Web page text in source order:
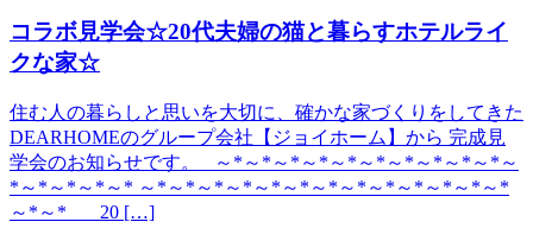
コラボ見学会☆20代夫婦の猫と暮らすホテルライ
クな家☆
住む人の暮らしと思いを大切に、確かな家づくりをしてきた
DEARHOMEのグループ会社【ジョイホーム】から 完成見
学会のお知らせです。 ～*～*～*～*～*～*～*～*～*～*～
*～*～*～*～* ～*～*～*～*～*～*～*～*～*～*～*～*～*
～*～* 20 […]